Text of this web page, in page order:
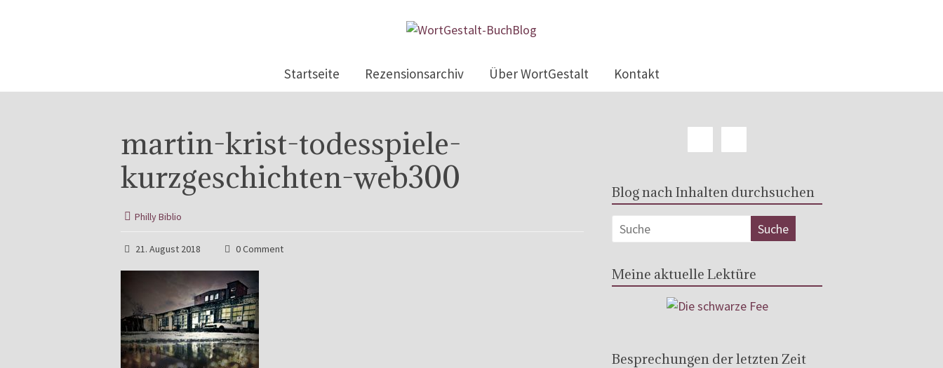
Startseite Rezensionsarchiv Über WortGestalt Kontakt
martin-krist-todesspiele-
kurzgeschichten-web300
Philly Biblio
21. August 2018 0 Comment
Blog nach Inhalten durchsuchen
Meine aktuelle Lektüre
Besprechungen der letzten Zeit